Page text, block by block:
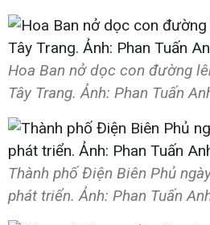
Hoa Ban nở dọc con đường
Tây Trang. Ảnh: Phan Tuấn
Thành phố Điện Biên Phủ
phát triển. Ảnh: Phan Tuấn